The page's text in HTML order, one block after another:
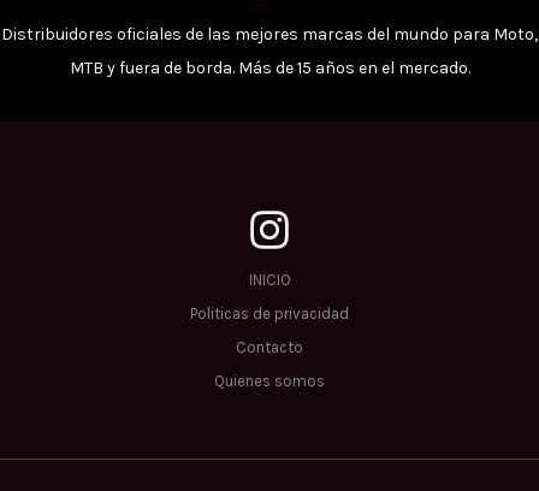
Distribuidores oficiales de las mejores marcas del mundo para Moto,
MTB y fuera de borda. Más de 15 años en el mercado.
INICIO
Politicas de privacidad
Contacto
Quienes somos